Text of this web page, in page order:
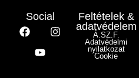
Social
Feltételek &
adatvédelem
Á.SZ.F.
Adatvédelmi
nyilatkozat
Cookie